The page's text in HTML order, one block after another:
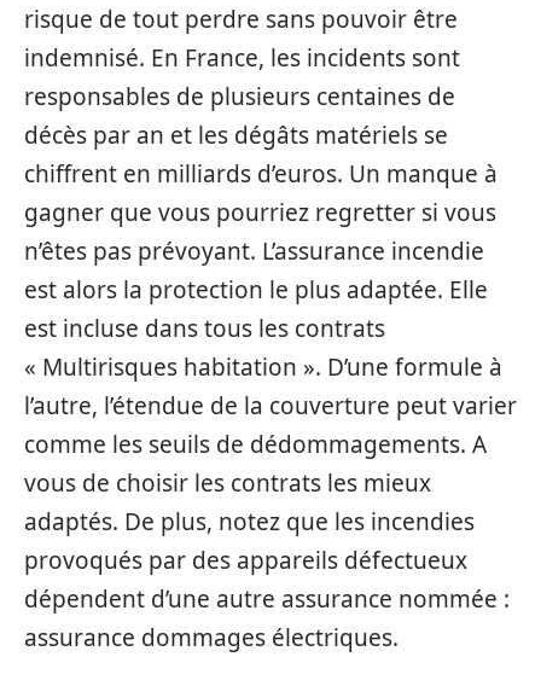
risque de tout perdre sans pouvoir être
indemnisé. En France, les incidents sont
responsables de plusieurs centaines de
décès par an et les dégâts matériels se
chiffrent en milliards d’euros. Un manque à
gagner que vous pourriez regretter si vous
n’êtes pas prévoyant. L’assurance incendie
est alors la protection le plus adaptée. Elle
est incluse dans tous les contrats
« Multirisques habitation ». D’une formule à
l’autre, l’étendue de la couverture peut varier
comme les seuils de dédommagements. A
vous de choisir les contrats les mieux
adaptés. De plus, notez que les incendies
provoqués par des appareils défectueux
dépendent d’une autre assurance nommée :
assurance dommages électriques.